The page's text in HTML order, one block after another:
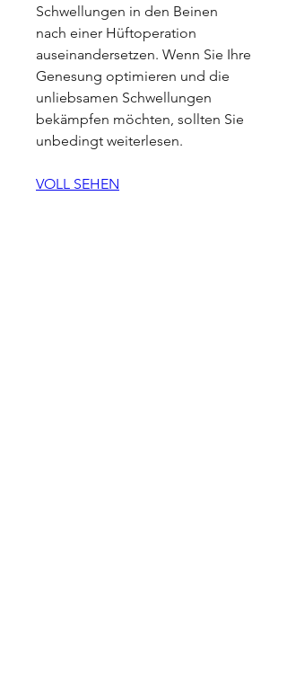
Schwellungen in den Beinen
nach einer Hüftoperation
auseinandersetzen. Wenn Sie Ihre
Genesung optimieren und die
unliebsamen Schwellungen
bekämpfen möchten, sollten Sie
unbedingt weiterlesen.
VOLL SEHEN